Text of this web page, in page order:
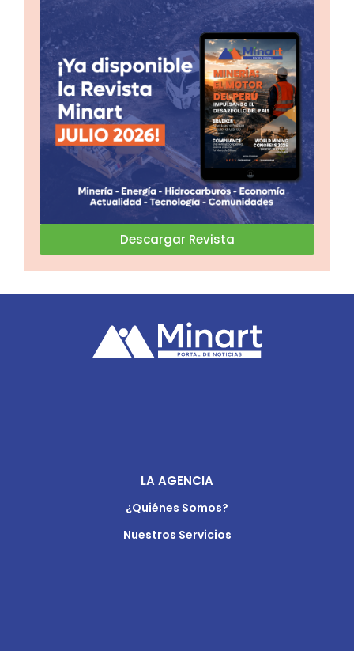
Descargar Revista
LA AGENCIA
¿Quiénes Somos?
Nuestros Servicios